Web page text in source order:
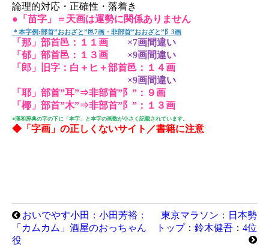
論理的対応・正確性・落着き
●「苗字」＝天画は運勢に関係ありません
＊本字例:部首”おおざと”邑7画・非部首”おおざと”阝3画
「那」部首邑：１１画 ×7画間違い
「郁」部首邑：１３画 ×9画間違い
「郎」旧字：白＋ヒ＋部首邑：１４画
×9画間違い
「耶」部首”耳”⇒非部首”阝”：９画
「椰」部首”木”⇒非部首”阝”：１３画
●漢和辞典の字の下に「本字」と本字の画数が小さく記載されています。
◆「字画」の正しくないサイト／書籍に注意
おいでやす小田：小田芳裕：
「カムカム」酒屋のおっちゃん
役
東京マラソン：日本勢
トップ：鈴木健吾：4位